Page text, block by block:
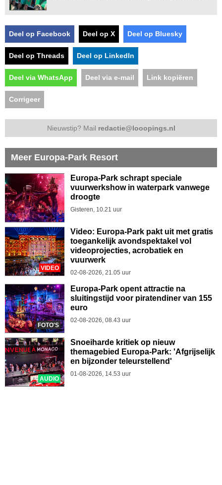
Deel op Facebook Deel op X Deel op Bluesky
Deel op Threads Deel op LinkedIn
Deel via WhatsApp Deel via e-mail Link kopiëren
Corrigeer
Nieuwstip? Mail redactie@looopings.nl
Meer Europa-Park Resort
Europa-Park schrapt speciale
vuurwerkshow in waterpark vanwege
droogte
Gisteren, 10.21 uur
VIDEO
Video: Europa-Park pakt uit met gratis
toegankelijk avondspektakel vol
videoprojecties, acrobatiek en
vuurwerk
02-08-2026, 21.05 uur
FOTO'S
Europa-Park opent attractie na
sluitingstijd voor piratendiner van 155
euro
02-08-2026, 08.43 uur
AUDIO
Snoeiharde kritiek op nieuw
themagebied Europa-Park: 'Afgrijselijk
en bijzonder teleurstellend'
01-08-2026, 14.53 uur